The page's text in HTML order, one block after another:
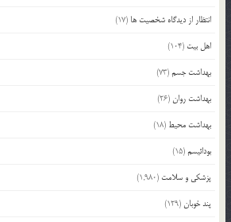
انتظار از دیدگاه شخصیت ها (17)
اهل بیت (104)
بهداشت جسم(73)
بهداشت روان(26)
بهداشت محیط (18)
بودائیسم(15)
پزشکی و سلامت (1,980)
پند خوبان(129)